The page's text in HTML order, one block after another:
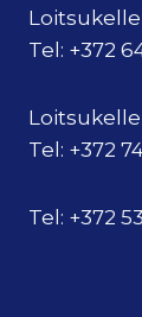
Tel: +372
Tel: +372
Tel: +372